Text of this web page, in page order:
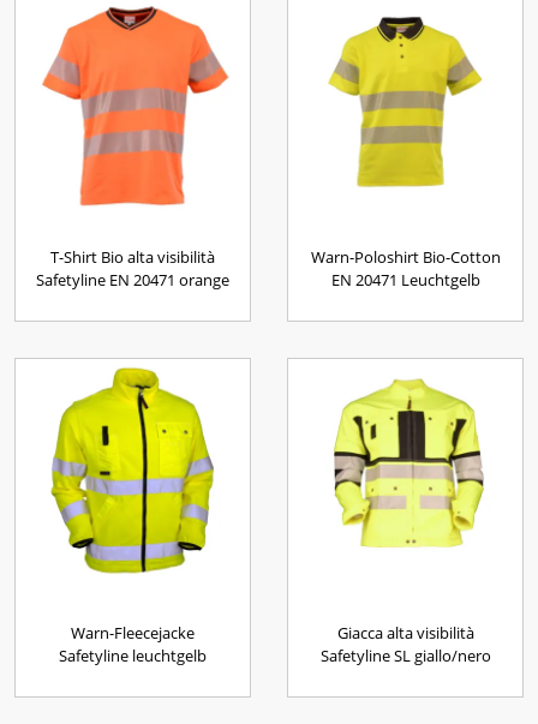
T-Shirt Bio alta visibilità
Safetyline EN 20471 orange
Warn-Poloshirt Bio-Cotton
EN 20471 Leuchtgelb
Warn-Fleecejacke
Safetyline leuchtgelb
Giacca alta visibilità
Safetyline SL giallo/nero